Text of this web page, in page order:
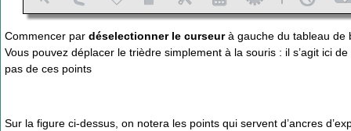
Commencer par déselectionner le curseurà gauche du tableau de
Vous pouvez déplacer le trièdre simplement à la souris : il s’agit ici
pas de ces points
Sur la figure ci-dessus, on notera les points qui servent d’ancres